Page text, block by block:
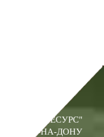
"ПРОМРЕСУРС"
РОСТОВ-НА-ДОНУ